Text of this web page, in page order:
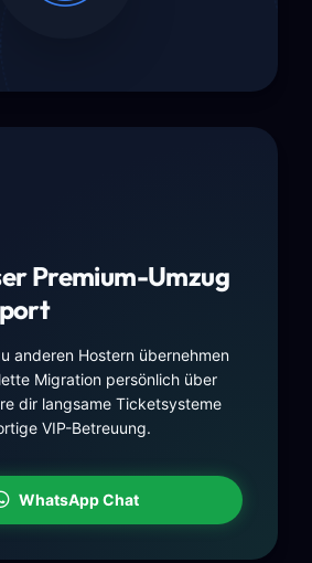
Premium-Umzug
anderen Hostern übernehmen
Migration persönlich über
dir langsame Ticketsysteme
VIP-Betreuung.
WhatsApp Chat